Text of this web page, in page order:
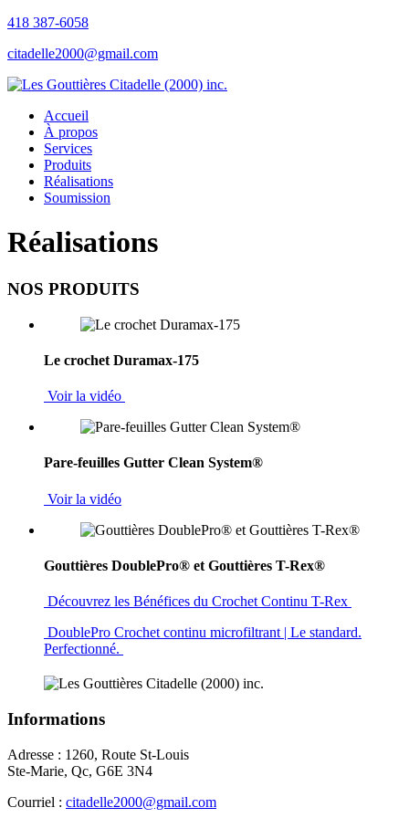
418 387-6058
citadelle2000@gmail.com
Accueil
À propos
Services
Produits
Réalisations
Soumission
Réalisations
NOS PRODUITS
Le crochet Duramax-175
Voir la vidéo
Pare-feuilles Gutter Clean System®
Voir la vidéo
Gouttières DoublePro® et Gouttières T-Rex®
Découvrez les Bénéfices du Crochet Continu T-Rex
DoublePro Crochet continu microfiltrant | Le standard.
Perfectionné.
Informations
Adresse : 1260, Route St-Louis
Ste-Marie, Qc, G6E 3N4
Courriel : citadelle2000@gmail.com